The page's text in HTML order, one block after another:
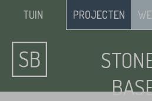
TUIN PROJECTEN